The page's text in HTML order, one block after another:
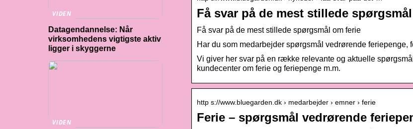
Få svar på de mest stillede
Få svar på de mest stillede spørgsmål om ferie
Har du som medarbejder spørgsmål vedrørende
Vi giver her svar på en række relevante og aktuelle
kundecenter om ferie og feriepenge m.m.
http s://www.bluegarden.dk › medarbejder › emner › ferie
Ferie – spørgsmål vedrørende
VIDEN
Datagendannelse: Når
virksomhedens vigtigste aktiv
ligger i skyggerne
VIDEN